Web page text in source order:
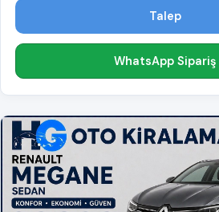
Talep
WhatsApp Sipariş